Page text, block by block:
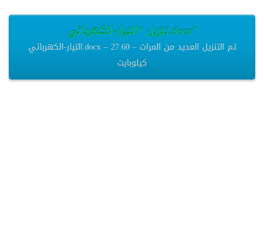
تنزيل “التيار-الكهربائي.docx”
التيار-الكهربائي.docx – تم التنزيل العديد من المرات – 27.60
كيلوبايت